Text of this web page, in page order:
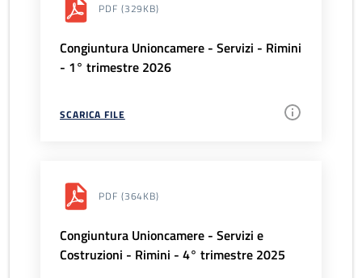
PDF (329KB)
Congiuntura Unioncamere - Servizi - Rimini
- 1° trimestre 2026
SCARICA FILE
PDF (364KB)
Congiuntura Unioncamere - Servizi e
Costruzioni - Rimini - 4° trimestre 2025